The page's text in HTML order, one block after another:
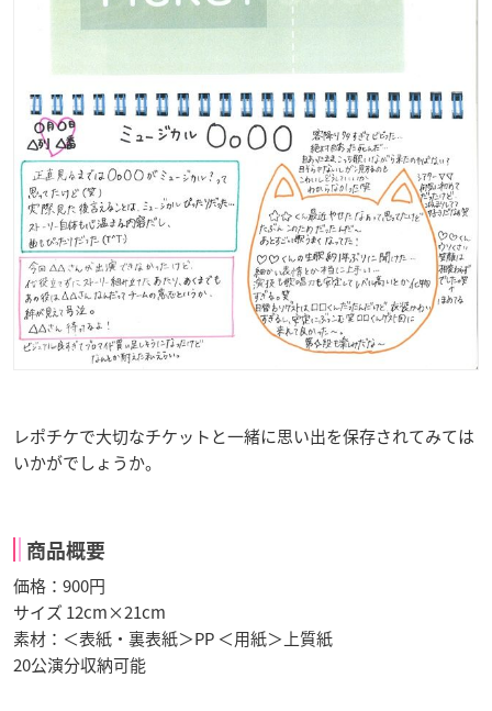
レポチケで大切なチケットと一緒に思い出を保存されてみては
いかがでしょうか。
商品概要
価格：900円
サイズ 12cm×21cm
素材：＜表紙・裏表紙＞PP ＜用紙＞上質紙
20公演分収納可能